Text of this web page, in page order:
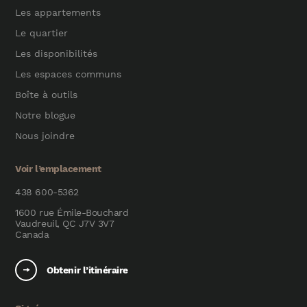
Les appartements
Le quartier
Les disponibilités
Les espaces communs
Boîte à outils
Notre blogue
Nous joindre
Voir l’emplacement
438 600-5362
1600 rue Émile-Bouchard
Vaudreuil, QC J7V 3V7
Canada
Obtenir l’itinéraire